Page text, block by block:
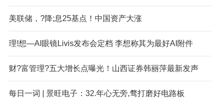
美联储，?降;息25基点！中国资产大涨
理!想—AI眼镜Livis发布会定档 李想称其为最好AI附件
财?富管理?五大增长点曝光！山西证券韩丽萍最新发声
每日一词 | 景旺电子：32.年心无旁,骛打磨好电路板